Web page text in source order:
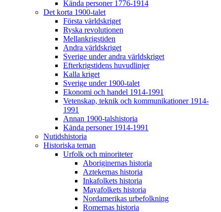
Kända personer 1776-1914
Det korta 1900-talet
Första världskriget
Ryska revolutionen
Mellankrigstiden
Andra världskriget
Sverige under andra världskriget
Efterkrigstidens huvudlinjer
Kalla kriget
Sverige under 1900-talet
Ekonomi och handel 1914-1991
Vetenskap, teknik och kommunikationer 1914-
1991
Annan 1900-talshistoria
Kända personer 1914-1991
Nutidshistoria
Historiska teman
Urfolk och minoriteter
Aboriginernas historia
Aztekernas historia
Inkafolkets historia
Mayafolkets historia
Nordamerikas urbefolkning
Romernas historia